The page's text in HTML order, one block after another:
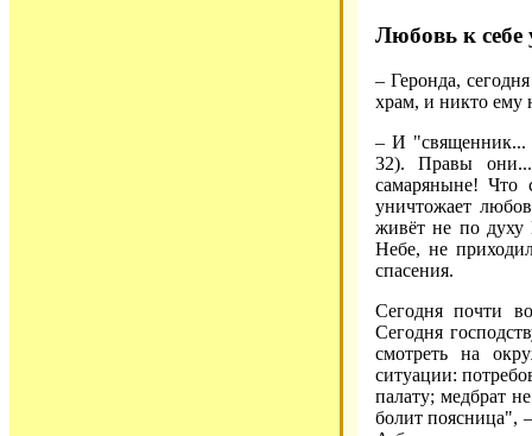
Любовь к
– Геронда,
храм, и никто ему
– И "священник...
32). Правы
самаряныне! Что
уничтожает
живёт не по духу
Небе, не
спасения.
Сегодня почти
Сегодня
смотреть на
ситуации:
палату; медбрат
болит поясница",